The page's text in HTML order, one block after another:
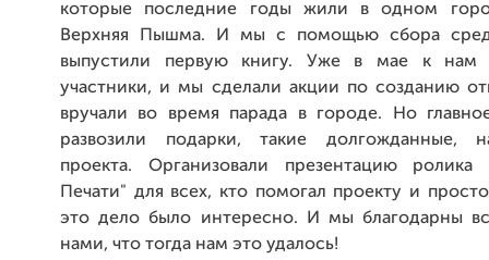
которые последние годы жили в одном
Верхняя Пышма. И мы с помощью сбора
выпустили первую книгу. Уже в мае к нам
участники, и мы сделали акции по созданию
вручали во время парада в городе. Но
развозили подарки, такие долгожданные,
проекта. Организовали презентацию
Печати" для всех, кто помогал проекту и
это дело было интересно. И мы благодарны
нами, что тогда нам это удалось!